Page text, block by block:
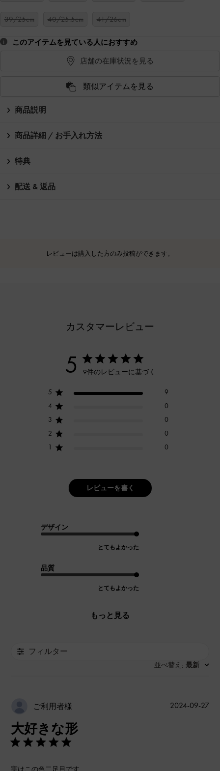
39/25cm 40/25.5cm 41/26cm
このアイテムを見ている人におすすめ
店舗の在庫状況を見る
類似アイテムを見る
商品説明
商品詳細 / お手入れ方法
特典
配送 & 返品
レビューは購入した方のみ投稿ができます。
カスタマーレビュー
5 9件のレビューに基づく
5
9
4
0
3
0
2
0
1
0
レビューを書く
デザイン
とてもよかった
品質
とてもよかった
もっと見る
フィルター
並べ替え : 最新
ご利用者様
大好きな形
実はこの色二足目です
公
2024-09-27